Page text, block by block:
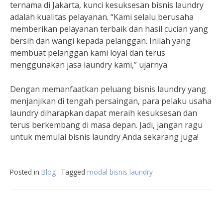
ternama di Jakarta, kunci kesuksesan bisnis laundry
adalah kualitas pelayanan. “Kami selalu berusaha
memberikan pelayanan terbaik dan hasil cucian yang
bersih dan wangi kepada pelanggan. Inilah yang
membuat pelanggan kami loyal dan terus
menggunakan jasa laundry kami,” ujarnya.
Dengan memanfaatkan peluang bisnis laundry yang
menjanjikan di tengah persaingan, para pelaku usaha
laundry diharapkan dapat meraih kesuksesan dan
terus berkembang di masa depan. Jadi, jangan ragu
untuk memulai bisnis laundry Anda sekarang juga!
Posted in Blog Tagged modal bisnis laundry